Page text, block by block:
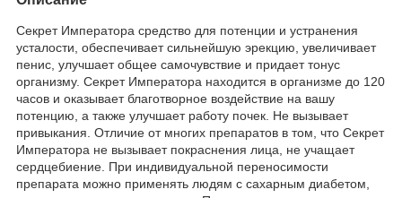
Секрет Императора средство для потенции и устранения
усталости, обеспечивает сильнейшую эрекцию, увеличивает
пенис, улучшает общее самочувствие и придает тонус
организму. Секрет Императора находится в организме до 120
часов и оказывает благотворное воздействие на вашу
потенцию, а также улучшает работу почек. Не вызывает
привыкания. Отличие от многих препаратов в том, что Секрет
Императора не вызывает покраснения лица, не учащает
сердцебиение. При индивидуальной переносимости
препарата можно применять людям с сахарным диабетом,